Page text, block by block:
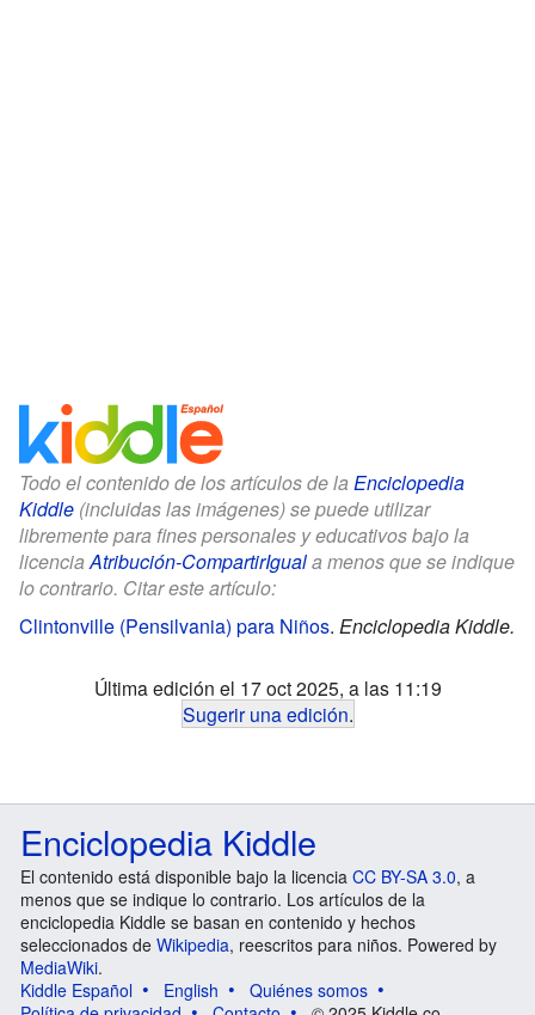
Todo el contenido de los artículos de la Enciclopedia
Kiddle (incluidas las imágenes) se puede utilizar
libremente para fines personales y educativos bajo la
licenciaAtribución-CompartirIguala menos que se indique
lo contrario. Citar este artículo:
Clintonville (Pensilvania) para Niños. Enciclopedia Kiddle.
Última edición el 17 oct 2025, a las 11:19
Sugerir una edición.
Enciclopedia Kiddle
El contenido está disponible bajo la licencia CC BY-SA 3.0, a
menos que se indique lo contrario. Los artículos de la
enciclopedia Kiddle se basan en contenido y hechos
seleccionados de Wikipedia, reescritos para niños. Powered by
MediaWiki.
Kiddle Español
English
Quiénes somos